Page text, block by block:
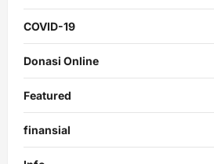
COVID-19
Donasi Online
Featured
finansial